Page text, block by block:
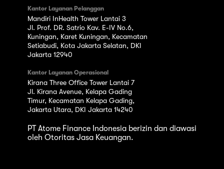
Kantor Layanan Pelanggan
Mandiri InHealth Tower Lantai 3
Jl. Prof. DR. Satrio Kav. E-IV No.6,
Kuningan, Karet Kuningan, Kecamatan
Setiabudi, Kota Jakarta Selatan, DKI
Jakarta 12940
Kantor Layanan Operasional
Kirana Three Office Tower Lantai 7
Jl. Kirana Avenue, Kelapa Gading
Timur, Kecamatan Kelapa Gading,
Jakarta Utara, DKI Jakarta 14240
PT Atome Finance Indonesia berizin dan diawasi
oleh Otoritas Jasa Keuangan.